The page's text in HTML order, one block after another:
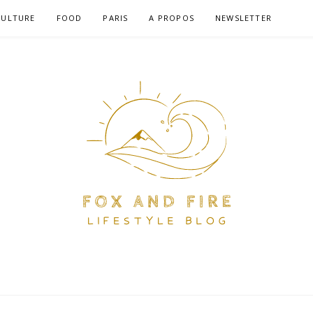
FOOD PARIS A PROPOS NEWSLETTER